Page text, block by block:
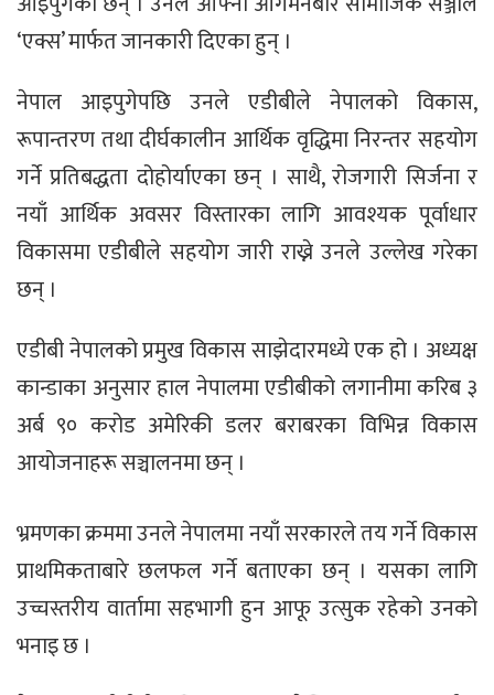
‘एक्स’ मार्फत जानकारी दिएका हुन् ।
नेपाल आइपुगेपछि उनले एडीबीले नेपालको विकास,
रूपान्तरण तथा दीर्घकालीन आर्थिक वृद्धिमा निरन्तर सहयोग
गर्ने प्रतिबद्धता दोहोर्याएका छन् । साथै, रोजगारी सिर्जना र
नयाँ आर्थिक अवसर विस्तारका लागि आवश्यक पूर्वाधार
विकासमा एडीबीले सहयोग जारी राख्ने उनले उल्लेख गरेका
छन् ।
एडीबी नेपालको प्रमुख विकास साझेदारमध्ये एक हो । अध्यक्ष
कान्डाका अनुसार हाल नेपालमा एडीबीको लगानीमा करिब ३
अर्ब ९० करोड अमेरिकी डलर बराबरका विभिन्न विकास
आयोजनाहरू सञ्चालनमा छन् ।
भ्रमणका क्रममा उनले नेपालमा नयाँ सरकारले तय गर्ने विकास
प्राथमिकताबारे छलफल गर्ने बताएका छन् । यसका लागि
उच्चस्तरीय वार्तामा सहभागी हुन आफू उत्सुक रहेको उनको
भनाइ छ ।